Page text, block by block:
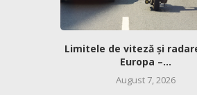
Limitele de viteză și
Europa –...
August 7, 2026